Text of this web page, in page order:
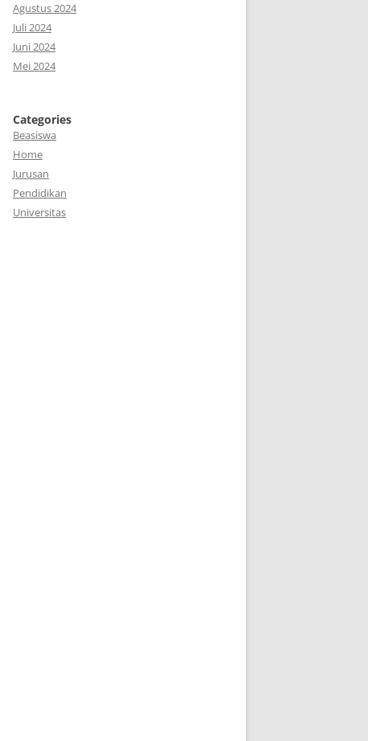
Agustus 2024
Juli 2024
Juni 2024
Mei 2024
Categories
Beasiswa
Home
Jurusan
Pendidikan
Universitas